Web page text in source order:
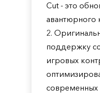
Cut - это
авантюрного
2.
поддержку
игровых
современных